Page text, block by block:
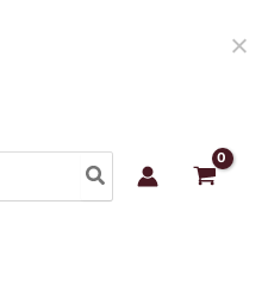
& België 4.7/5 op